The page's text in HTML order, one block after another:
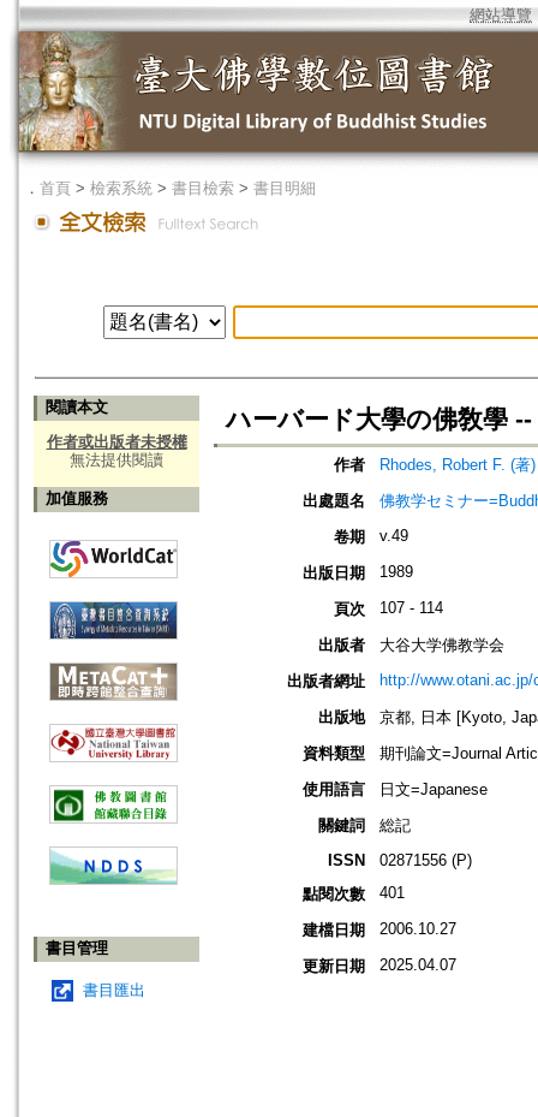
網站導覽
． 首頁 > 檢索系統 > 書目檢索 > 書目明細
閱讀本文
作者或出版者未授權
無法提供閱讀
加值服務
書目管理
書目匯出
ハーバード大學の佛敎學
作者
Rhodes, Robert F. (著)
出處題名
佛教学セミナー
卷期
v.49
出版日期 1989
頁次 107 - 114
出版者
大谷大学佛教学会
出版者網址
http://
出版地
京都, 日本 [Kyoto,
資料類型
期刊論文=Journal
使用語言
日文=Japanese
關鍵詞
総記
ISSN
02871556 (P)
點閱次數
401
建檔日期 2006.10.27
更新日期 2025.04.07